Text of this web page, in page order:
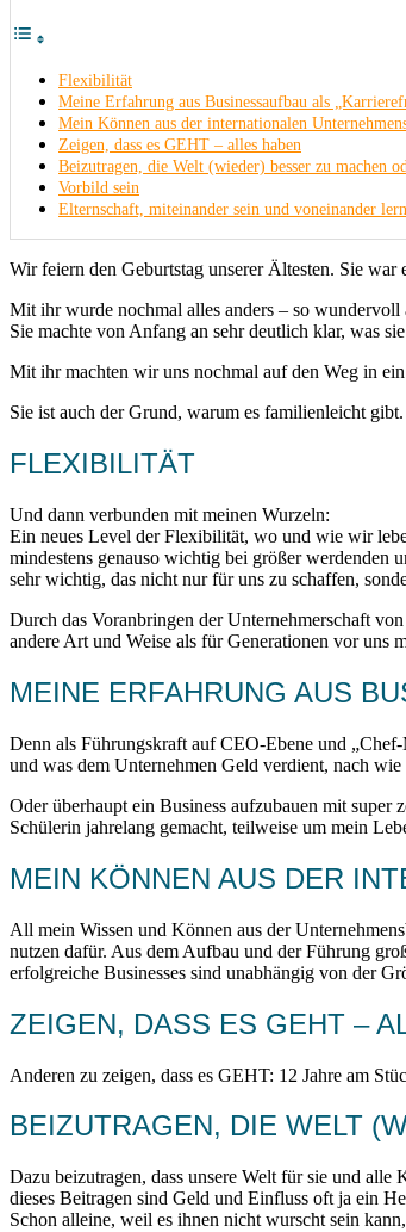
Flexibilität
Meine Erfahrung aus Businessaufbau als
Mein Können aus der internationalen
Zeigen, dass es GEHT – alles haben
Beizutragen, die Welt (wieder) besser zu machen
Vorbild sein
Elternschaft, miteinander sein und voneinander
Wir feiern den Geburtstag unserer Ältesten. Sie war
Mit ihr wurde nochmal alles anders – so
Sie machte von Anfang an sehr deutlich klar, was
Mit ihr machten wir uns nochmal auf den Weg in
Sie ist auch der Grund, warum es familienleicht
FLEXIBILITÄT
Und dann verbunden mit meinen Wurzeln:
Ein neues Level der Flexibilität, wo und wie wir
mindestens genauso wichtig bei größer werdenden
sehr wichtig, das nicht nur für uns zu schaffen,
Durch das Voranbringen der Unternehmerschaft
andere Art und Weise als für Generationen vor uns
MEINE ERFAHRUNG AUS
Denn als Führungskraft auf CEO-Ebene und
und was dem Unternehmen Geld verdient, nach
Oder überhaupt ein Business aufzubauen mit
Schülerin jahrelang gemacht, teilweise um mein
MEIN KÖNNEN AUS DER
All mein Wissen und Können aus der
nutzen dafür. Aus dem Aufbau und der Führung
erfolgreiche Businesses sind unabhängig von der
ZEIGEN, DASS ES GEHT –
Anderen zu zeigen, dass es GEHT: 12 Jahre am
BEIZUTRAGEN, DIE WELT
Dazu beizutragen, dass unsere Welt für sie und
dieses Beitragen sind Geld und Einfluss oft ja ein
Schon alleine, weil es ihnen nicht wurscht sein